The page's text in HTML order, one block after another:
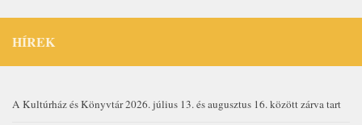
HÍREK
A Kultúrház és Könyvtár 2026. július 13. és augusztus 16. között zárva tart